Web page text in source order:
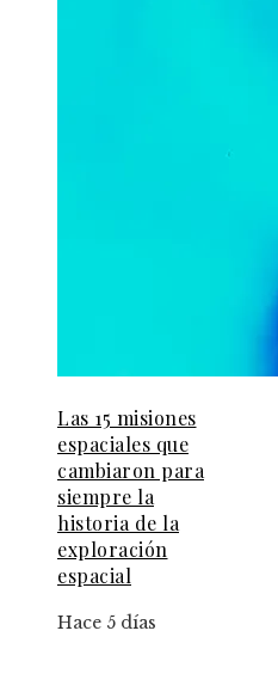
Las 15 misiones
espaciales que
cambiaron para
siempre la
historia de la
exploración
espacial
Hace 5 días